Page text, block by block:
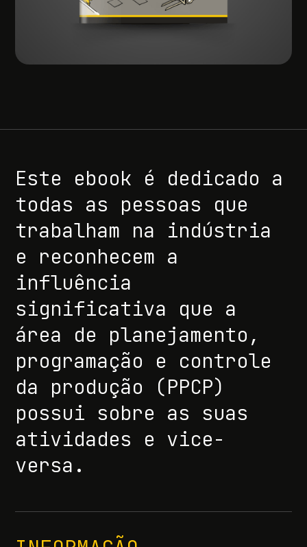
Este ebook é dedicado a
todas as pessoas que
trabalham na indústria
e reconhecem a
influência
significativa que a
área de planejamento,
programação e controle
da produção (PPCP)
possui sobre as suas
atividades e vice-
versa.